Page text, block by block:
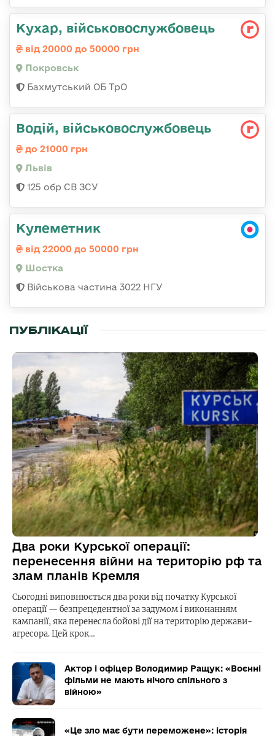
Кухар, військовослужбовець
від 20000 до 50000 грн
Покровськ
Бахмутський ОБ ТрО
Водій, військовослужбовець
до 21000 грн
Львів
125 обр СВ ЗСУ
Кулеметник
від 22000 до 50000 грн
Шостка
Військова частина 3022 НГУ
ПУБЛІКАЦІЇ
Два роки Курської операції:
перенесення війни на територію рф та
злам планів Кремля
Сьогодні виповнюється два роки від початку Курської
операції — безпрецедентної за задумом і виконанням
кампанії, яка перенесла бойові дії на територію держави-
агресора. Цей крок…
Актор і офіцер Володимир Ращук: «Воєнні
фільми не мають нічого спільного з
війною»
«Це зло має бути переможене»: історія